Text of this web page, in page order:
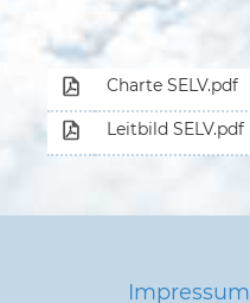
Charte SELV.pdf
Leitbild SELV.pdf
Impressum